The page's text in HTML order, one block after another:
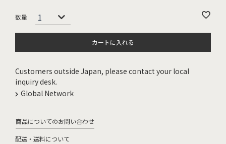
カートに入れる
Customers outside Japan, please contact your local
inquiry desk.
Global Network
商品についてのお問い合わせ
配送・送料について